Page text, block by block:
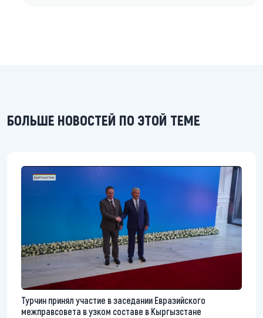
БОЛЬШЕ НОВОСТЕЙ ПО ЭТОЙ ТЕМЕ
Турчин принял участие в заседании Евразийского
межправсовета в узком составе в Кыргызстане